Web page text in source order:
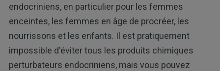
endocriniens, en particulier pour les femmes
enceintes, les femmes en âge de procréer, les
nourrissons et les enfants. Il est pratiquement
impossible d'éviter tous les produits chimiques
perturbateurs endocriniens, mais vous pouvez